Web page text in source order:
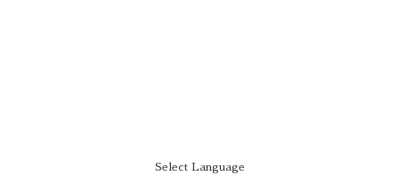
Select Language